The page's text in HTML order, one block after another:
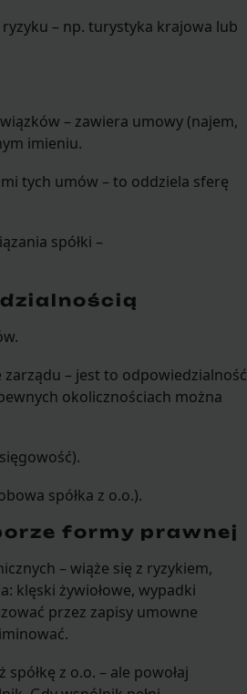
– np. turystyka krajowa lub
– zawiera umowy (najem,
imieniu.
tych umów – to oddziela sferę
spółki –
zarządu – jest to odpowiedzialność
okolicznościach można
spółka z o.o.).
formy prawnej
– wiąże się z ryzykiem,
klęski żywiołowe, wypadki
przez zapisy umowne
z o.o. – ale powołaj